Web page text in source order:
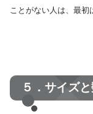
ことがない人は、最初
５．サイズ